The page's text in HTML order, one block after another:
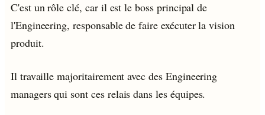
C'est un rôle clé, car il est le boss principal de
l'Engineering, responsable de faire exécuter la vision
produit.
Il travaille majoritairement avec des Engineering
managers qui sont ces relais dans les équipes.